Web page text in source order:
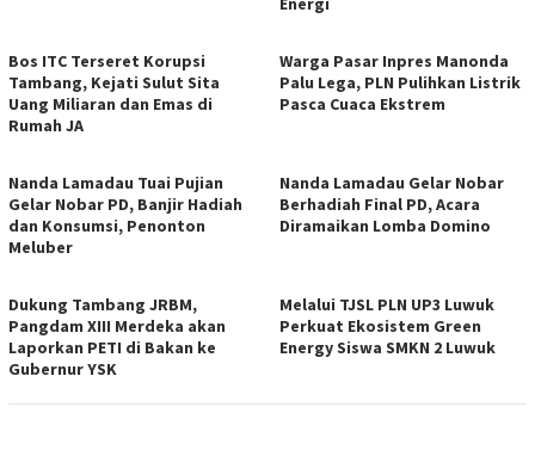
Bos ITC Terseret Korupsi
Tambang, Kejati Sulut Sita
Uang Miliaran dan Emas di
Rumah JA
Warga Pasar Inpres Manonda
Palu Lega, PLN Pulihkan Listrik
Pasca Cuaca Ekstrem
Nanda Lamadau Tuai Pujian
Gelar Nobar PD, Banjir Hadiah
dan Konsumsi, Penonton
Meluber
Nanda Lamadau Gelar Nobar
Berhadiah Final PD, Acara
Diramaikan Lomba Domino
Dukung Tambang JRBM,
Pangdam XIII Merdeka akan
Laporkan PETI di Bakan ke
Gubernur YSK
Melalui TJSL PLN UP3 Luwuk
Perkuat Ekosistem Green
Energy Siswa SMKN 2 Luwuk